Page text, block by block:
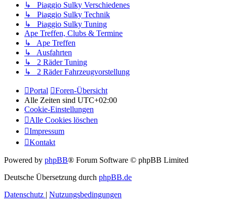
↳ Piaggio Sulky Verschiedenes
↳ Piaggio Sulky Technik
↳ Piaggio Sulky Tuning
Ape Treffen, Clubs & Termine
↳ Ape Treffen
↳ Ausfahrten
↳ 2 Räder Tuning
↳ 2 Räder Fahrzeugvorstellung
Portal
Foren-Übersicht
Alle Zeiten sind UTC+02:00
Cookie-Einstellungen
Alle Cookies löschen
Impressum
Kontakt
Powered by phpBB® Forum Software © phpBB Limited
Deutsche Übersetzung durch phpBB.de
Datenschutz | Nutzungsbedingungen